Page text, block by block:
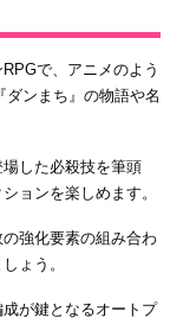
で、アニメのよう
ンまち』の物語や名
した必殺技を筆頭
ョンを楽しめます。
強化要素の組み合わ
ょう。
が鍵となるオートプ